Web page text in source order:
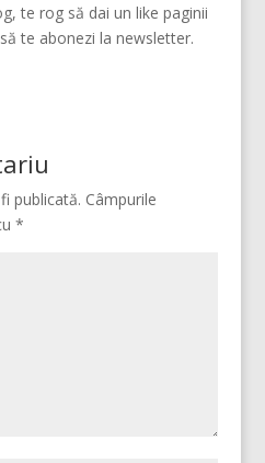
te rog să dai un like paginii
te abonezi la newsletter.
publicată. Câmpurile
*